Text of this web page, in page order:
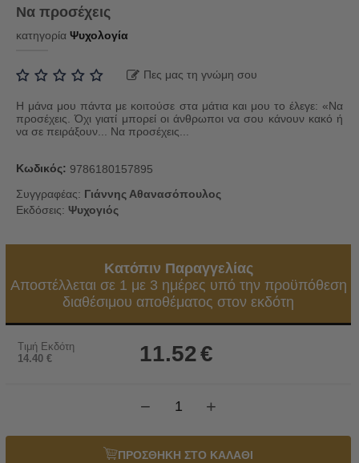
Να προσέχεις
κατηγορία Ψυχολογία
Πες μας τη γνώμη σου
Η μάνα μου πάντα με κοιτούσε στα μάτια και μου το έλεγε: «Να
προσέχεις. Όχι γιατί μπορεί οι άνθρωποι να σου κάνουν κακό ή
να σε πειράξουν... Να προσέχεις...
Κωδικός: 9786180157895
Συγγραφέας: Γιάννης Αθανασόπουλος
Εκδόσεις: Ψυχογιός
Κατόπιν Παραγγελίας
Αποστέλλεται σε 1 με 3 ημέρες υπό την προϋπόθεση
διαθέσιμου αποθέματος στον εκδότη
Τιμή Εκδότη
14.40 € 11.52€
+
−
ΠΡΟΣΘΗΚΗ ΣΤΟ ΚΑΛΑΘΙ